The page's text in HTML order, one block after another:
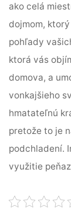
ako celá
dojmom,
pohľady
ktorá vás
domova, a
vonkajšieho
hmatateľnú
pretože to je
podchladení.
využitie